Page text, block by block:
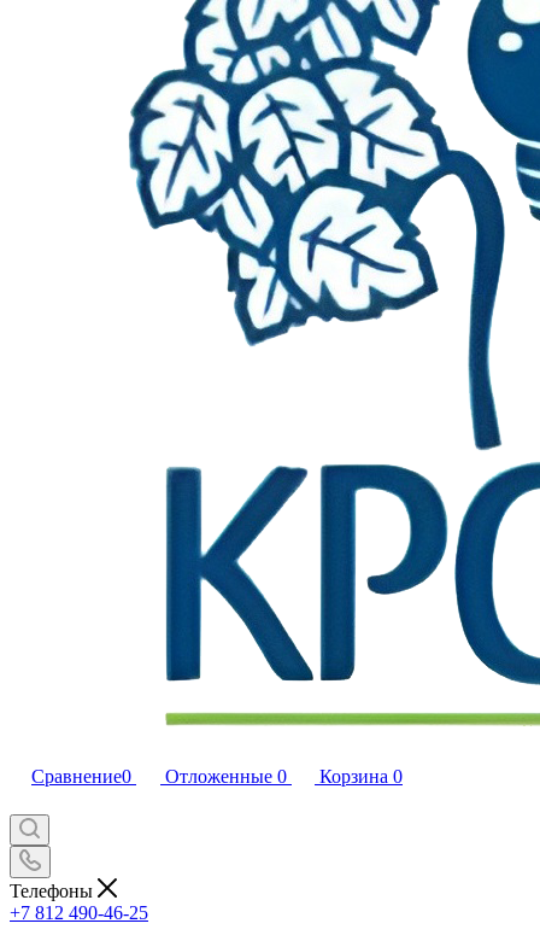
Сравнение0 Отложенные 0 Корзина 0
Телефоны
+7 812 490-46-25